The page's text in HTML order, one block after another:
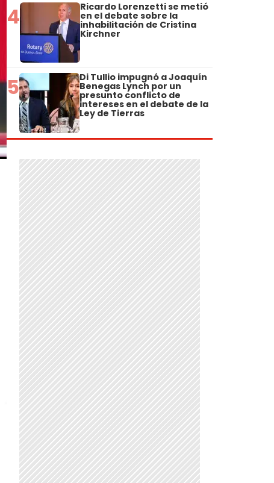
4 Ricardo Lorenzetti se metió
en el debate sobre la
inhabilitación de Cristina
Kirchner
5 Di Tullio impugnó a Joaquín
Benegas Lynch por un
presunto conflicto de
intereses en el debate de la
Ley de Tierras